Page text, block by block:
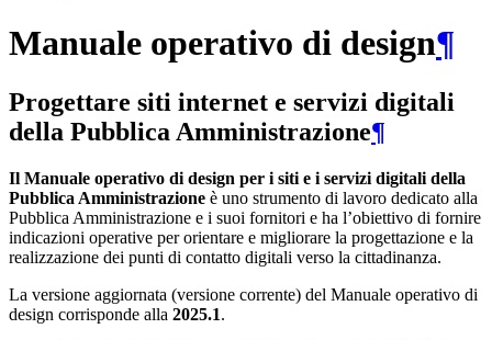
Manuale operativo di design¶
Progettare siti internet e servizi digitali
della Pubblica Amministrazione¶
Il Manuale operativo di design per i siti e i servizi digitali della
Pubblica Amministrazione è uno strumento di lavoro dedicato alla
Pubblica Amministrazione e i suoi fornitori e ha l’obiettivo di fornire
indicazioni operative per orientare e migliorare la progettazione e la
realizzazione dei punti di contatto digitali verso la cittadinanza.
La versione aggiornata (versione corrente) del Manuale operativo di
design corrisponde alla 2025.1.